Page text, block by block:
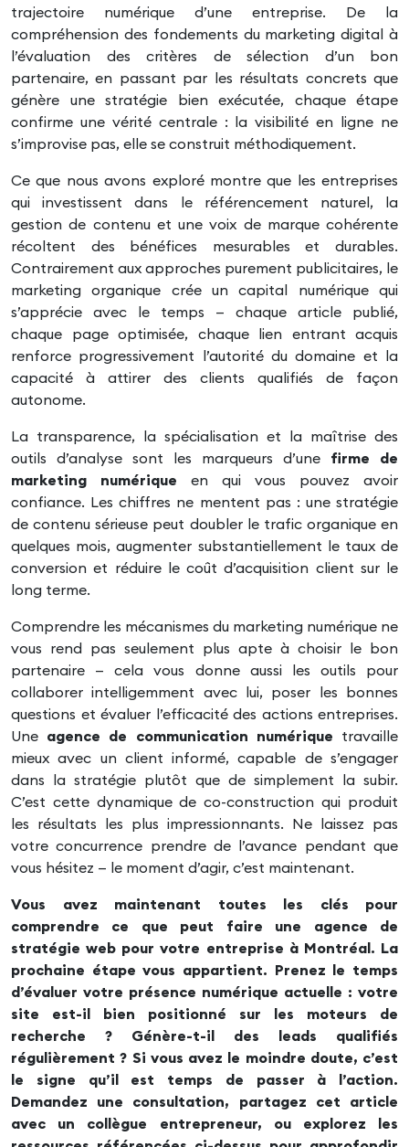
trajectoire numérique d’une entreprise. De la
compréhension des fondements du marketing digital à
l’évaluation des critères de sélection d’un bon
partenaire, en passant par les résultats concrets que
génère une stratégie bien exécutée, chaque étape
confirme une vérité centrale : la visibilité en ligne ne
s’improvise pas, elle se construit méthodiquement.
Ce que nous avons exploré montre que les entreprises
qui investissent dans le référencement naturel, la
gestion de contenu et une voix de marque cohérente
récoltent des bénéfices mesurables et durables.
Contrairement aux approches purement publicitaires, le
marketing organique crée un capital numérique qui
s’apprécie avec le temps — chaque article publié,
chaque page optimisée, chaque lien entrant acquis
renforce progressivement l’autorité du domaine et la
capacité à attirer des clients qualifiés de façon
autonome.
La transparence, la spécialisation et la maîtrise des
outils d’analyse sont les marqueurs d’une firme de
marketing numérique en qui vous pouvez avoir
confiance. Les chiffres ne mentent pas : une stratégie
de contenu sérieuse peut doubler le trafic organique en
quelques mois, augmenter substantiellement le taux de
conversion et réduire le coût d’acquisition client sur le
long terme.
Comprendre les mécanismes du marketing numérique ne
vous rend pas seulement plus apte à choisir le bon
partenaire — cela vous donne aussi les outils pour
collaborer intelligemment avec lui, poser les bonnes
questions et évaluer l’efficacité des actions entreprises.
Une agence de communication numérique travaille
mieux avec un client informé, capable de s’engager
dans la stratégie plutôt que de simplement la subir.
C’est cette dynamique de co-construction qui produit
les résultats les plus impressionnants. Ne laissez pas
votre concurrence prendre de l’avance pendant que
vous hésitez — le moment d’agir, c’est maintenant.
Vous avez maintenant toutes les clés pour
comprendre ce que peut faire une agence de
stratégie web pour votre entreprise à Montréal. La
prochaine étape vous appartient. Prenez le temps
d’évaluer votre présence numérique actuelle : votre
site est-il bien positionné sur les moteurs de
recherche ? Génère-t-il des leads qualifiés
régulièrement ? Si vous avez le moindre doute, c’est
le signe qu’il est temps de passer à l’action.
Demandez une consultation, partagez cet article
avec un collègue entrepreneur, ou explorez les